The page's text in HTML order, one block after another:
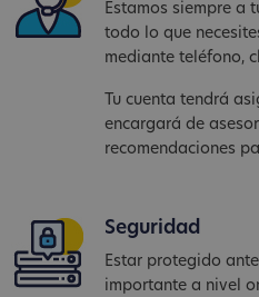
Estamos siempre a
todo lo que
mediante teléfono,
Tu cuenta tendrá
encargará de
recomendaciones
Seguridad
Estar protegido
importante a nivel